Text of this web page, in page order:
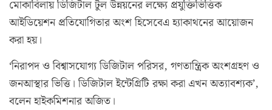
মোকাবিলায় ডিজিটাল টুল উন্নয়নের লক্ষ্যে প্রযুক্তিভিত্তিক
আইডিয়েশন প্রতিযোগিতার অংশ হিসেবেএ হ্যাকাথনের আয়োজন
করা হয়।
‘নিরাপদ ও বিশ্বাসযোগ্য ডিজিটাল পরিসর, গণতান্ত্রিক অংশগ্রহণ ও
জনআস্থার ভিত্তি। ডিজিটাল ইন্টেগ্রিটি রক্ষা করা এখন অত্যাবশ্যক’,
বলেন হাইকমিশনার অজিত।